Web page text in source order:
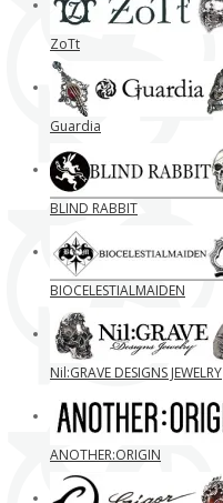
ZoTt
Guardia
BLIND RABBIT
BIOCELESTIALMAIDEN
Nil:GRAVE DESIGNS JEWELRY
ANOTHER:ORIGIN